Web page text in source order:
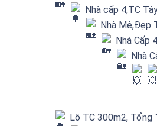
Nhà cấp 4,TC
Nhà Mê,Đẹp
Nhà Cấp
Nhà
Lô TC 300m2, Tổng